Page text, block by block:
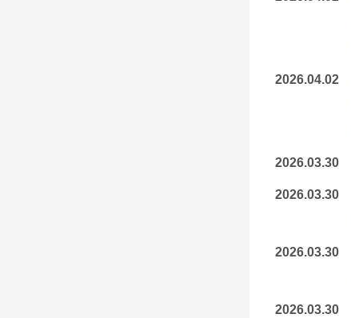
2026.04.02
2026.03.30
2026.03.30
2026.03.30
2026.03.30